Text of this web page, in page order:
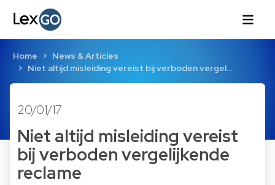
Home
News & Articles
Niet altijd misleiding vereist bij verboden vergel…
20/01/17
Niet altijd misleiding vereist
bij verboden vergelijkende
reclame